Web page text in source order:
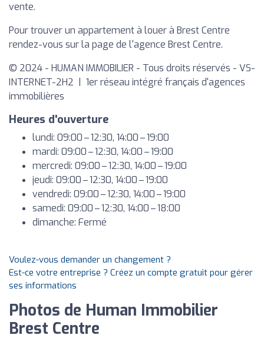
vente.
Pour trouver un appartement à louer à Brest Centre
rendez-vous sur la page de l'agence Brest Centre.
© 2024 - HUMAN IMMOBILIER - Tous droits réservés - VS-
INTERNET-2H2 | 1er réseau intégré français d'agences
immobilières
Heures d'ouverture
lundi: 09:00 – 12:30, 14:00 – 19:00
mardi: 09:00 – 12:30, 14:00 – 19:00
mercredi: 09:00 – 12:30, 14:00 – 19:00
jeudi: 09:00 – 12:30, 14:00 – 19:00
vendredi: 09:00 – 12:30, 14:00 – 19:00
samedi: 09:00 – 12:30, 14:00 – 18:00
dimanche: Fermé
Voulez-vous demander un changement ?
Est-ce votre entreprise ? Créez un compte gratuit pour gérer
ses informations
Photos de Human Immobilier
Brest Centre